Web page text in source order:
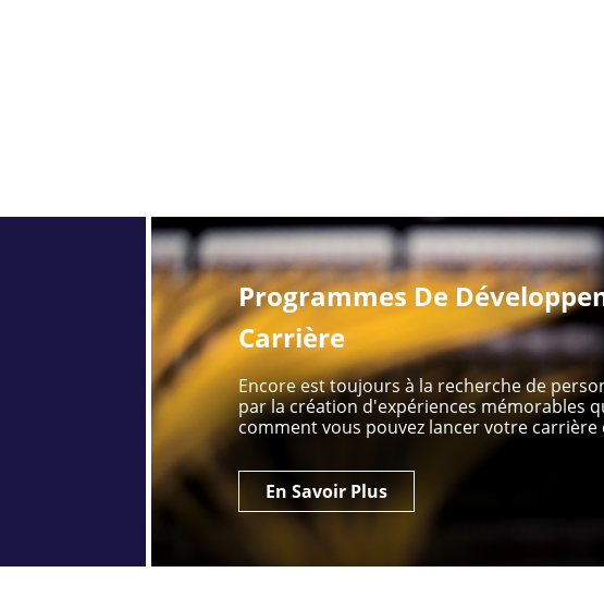
Programmes De
Carrière
Encore est toujours à la recherche de
par la création d'expériences mémorables
comment vous pouvez lancer votre
En Savoir Plus